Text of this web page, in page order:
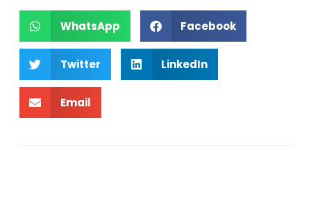
WhatsApp Facebook
Twitter LinkedIn
Email